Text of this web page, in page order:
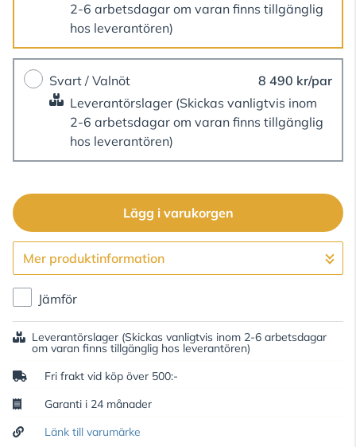
2-6 arbetsdagar om varan finns tillgänglig
hos leverantören)
Svart / Valnöt
8 490 kr/par
Leverantörslager (Skickas vanligtvis inom
2-6 arbetsdagar om varan finns tillgänglig
hos leverantören)
Lägg i varukorgen
Gå till kassan
Mer produktinformation
Jämför
Leverantörslager (Skickas vanligtvis inom 2-6 arbetsdagar
om varan finns tillgänglig hos leverantören)
Fri frakt vid köp över 500:-
Garanti i 24 månader
Länk till varumärke